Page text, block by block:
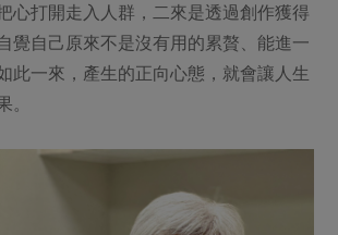
心打開走入人群，二來是透過創作獲得
覺自己原來不是沒有用的累贅、能進一
此一來，產生的正向心態，就會讓人生
。